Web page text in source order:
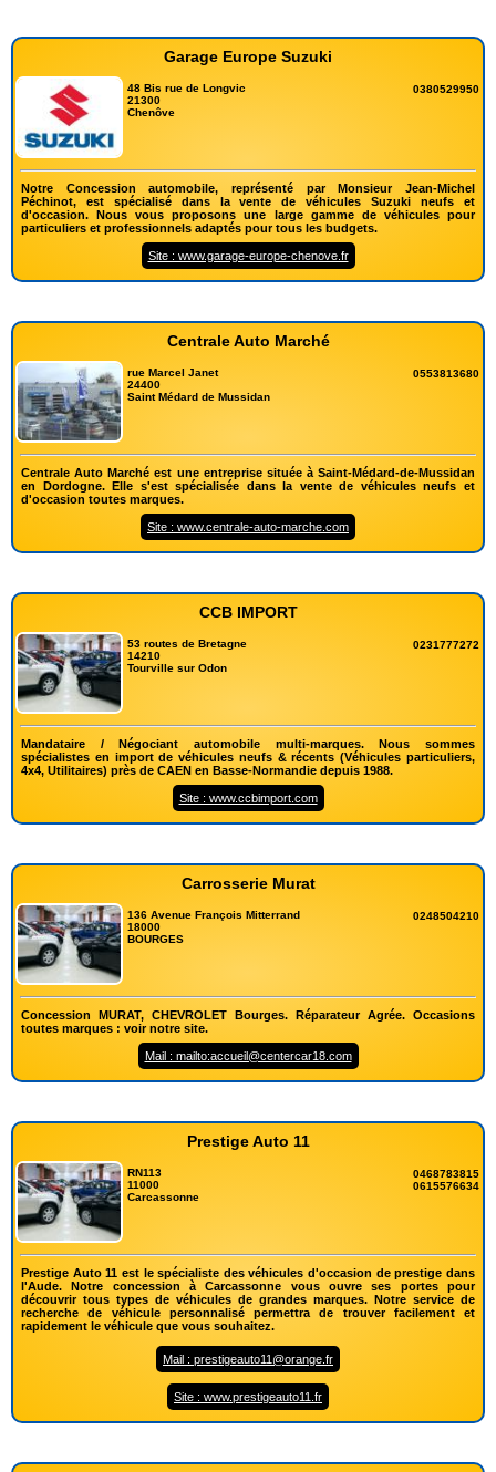
Garage Europe Suzuki
48 Bis rue de Longvic
21300
Chenôve
0380529950
Notre Concession automobile, représenté par Monsieur Jean-Michel
Péchinot, est spécialisé dans la vente de véhicules Suzuki neufs et
d'occasion. Nous vous proposons une large gamme de véhicules pour
particuliers et professionnels adaptés pour tous les budgets.
Site : www.garage-europe-chenove.fr
Centrale Auto Marché
rue Marcel Janet
24400
Saint Médard de Mussidan
0553813680
Centrale Auto Marché est une entreprise située à Saint-Médard-de-Mussidan
en Dordogne. Elle s'est spécialisée dans la vente de véhicules neufs et
d'occasion toutes marques.
Site : www.centrale-auto-marche.com
CCB IMPORT
53 routes de Bretagne
14210
Tourville sur Odon
0231777272
Mandataire / Négociant automobile multi-marques. Nous sommes
spécialistes en import de véhicules neufs & récents (Véhicules particuliers,
4x4, Utilitaires) près de CAEN en Basse-Normandie depuis 1988.
Site : www.ccbimport.com
Carrosserie Murat
136 Avenue François Mitterrand
18000
BOURGES
0248504210
Concession MURAT, CHEVROLET Bourges. Réparateur Agrée. Occasions
toutes marques : voir notre site.
Mail : mailto:accueil@centercar18.com
Prestige Auto 11
RN113
11000
Carcassonne
0468783815
0615576634
Prestige Auto 11 est le spécialiste des véhicules d'occasion de prestige dans
l'Aude. Notre concession à Carcassonne vous ouvre ses portes pour
découvrir tous types de véhicules de grandes marques. Notre service de
recherche de véhicule personnalisé permettra de trouver facilement et
rapidement le véhicule que vous souhaitez.
Mail : prestigeauto11@orange.fr
Site : www.prestigeauto11.fr